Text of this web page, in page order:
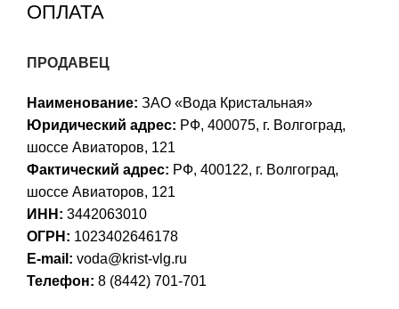
ОПЛАТА
ПРОДАВЕЦ
Наименование: ЗАО «Вода Кристальная»
Юридический адрес: РФ, 400075, г. Волгоград,
шоссе Авиаторов, 121
Фактический адрес: РФ, 400122, г. Волгоград,
шоссе Авиаторов, 121
ИНН: 3442063010
ОГРН: 1023402646178
E-mail: voda@krist-vlg.ru
Телефон: 8 (8442) 701-701